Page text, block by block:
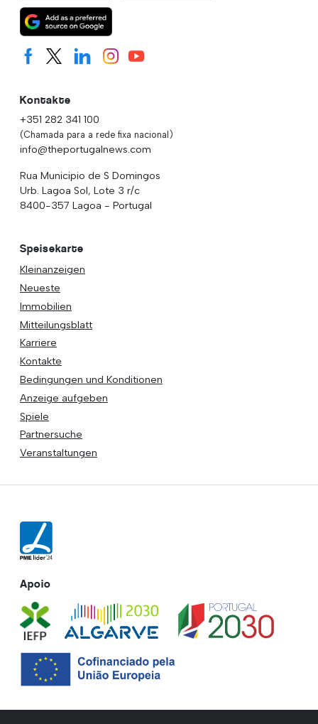
Kontakte
+351 282 341 100
(Chamada para a rede fixa nacional)
info@theportugalnews.com
Rua Municipio de S Domingos
Urb. Lagoa Sol, Lote 3 r/c
8400-357 Lagoa - Portugal
Speisekarte
Kleinanzeigen
Neueste
Immobilien
Mitteilungsblatt
Karriere
Kontakte
Bedingungen und Konditionen
Anzeige aufgeben
Spiele
Partnersuche
Veranstaltungen
Apoio